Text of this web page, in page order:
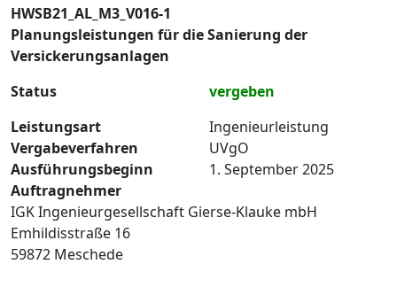
HWSB21_AL_M3_V016-1
Planungsleistungen für die Sanierung der
Versickerungsanlagen
Status
vergeben
Leistungsart
Ingenieurleistung
Vergabeverfahren
UVgO
Ausführungsbeginn
1. September 2025
Auftragnehmer
IGK Ingenieurgesellschaft Gierse-Klauke mbH
Emhildisstraße 16
59872 Meschede